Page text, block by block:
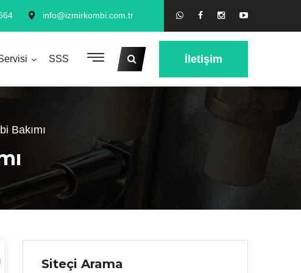
info@izmirkombi.com.tr
SSS İletişim
Bakımı
Siteçi Arama